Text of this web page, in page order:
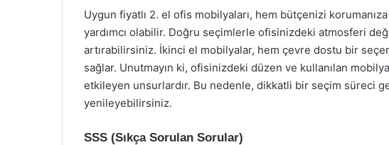
Uygun fiyatlı 2. el ofis mobilyaları, hem bütçenizi
yardımcı olabilir. Doğru seçimlerle ofisinizdeki atmosferi
artırabilirsiniz. İkinci el mobilyalar, hem çevre dostu bir
sağlar. Unutmayın ki, ofisinizdeki düzen ve kullanılan
etkileyen unsurlardır. Bu nedenle, dikkatli bir seçim süreci
yenileyebilirsiniz.
SSS (Sıkça Sorulan Sorular)